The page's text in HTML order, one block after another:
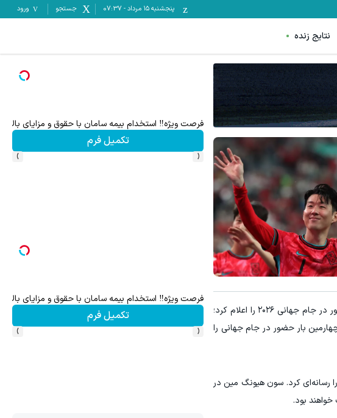
پنجشنبه ۱۵ مرداد -
07:37 جستجو ورود
نتایج زنده
، امروز فهرست نهایی ۲۶ نفره این تیم برای حضور در جام جهانی ۲۰۲۶ را اعلام کرد؛
بار حضور در جام جهانی را
رسانه‌ای کرد. سون هیونگ مین در
بود.
فرصت ویژه‼️ استخدام بیمه سامان با حقوق و مزایای بالا
تکمیل فرم
‹
›
فرصت ویژه‼️ استخدام بیمه سامان با حقوق و مزایای بالا
تکمیل فرم
‹
›